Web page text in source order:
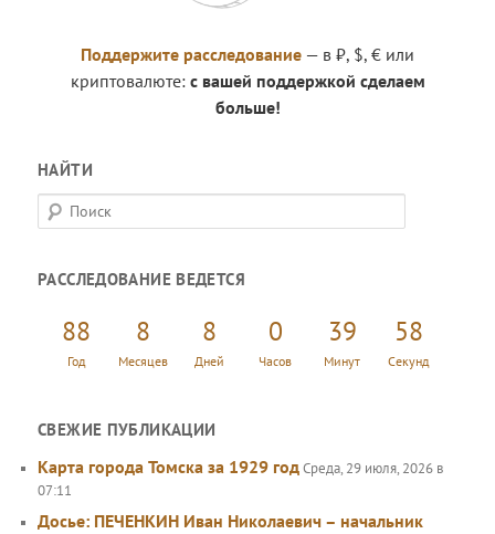
Поддержите расследование — в ₽, $, € или
криптовалюте: с вашей поддержкой сделаем
больше!
НАЙТИ
П
о
с
РАССЛЕДОВАНИЕ ВЕДЕТСЯ
88
Год
8
Месяцев
8
Дней
0
Часов
39
Минут
59
Секунд
СВЕЖИЕ ПУБЛИКАЦИИ
Карта города Томска за 1929 годСреда, 29 июля, 2026 в
07:11
Досье: ПЕЧЕНКИН Иван Николаевич – начальник